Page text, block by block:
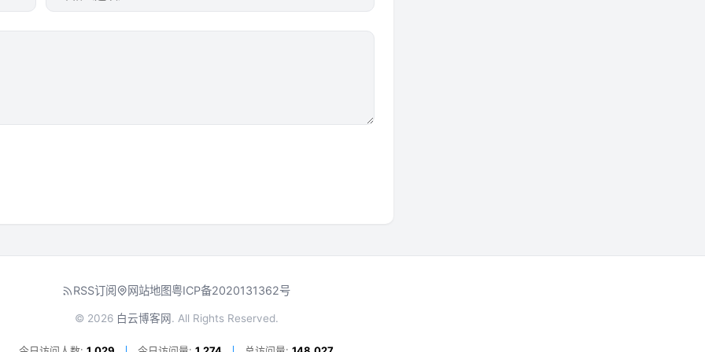
RSS订阅 网站地图粤ICP备2020131362号
© 2026 白云博客网. All Rights Reserved.